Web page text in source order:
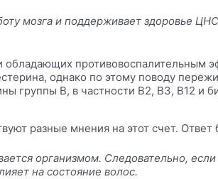
мозга и поддерживает здоровье
противовоспалительным
однако по этому поводу
группы В, в частности В2, В3, В12 и
разные мнения на этот счет.
организмом. Следовательно,
на состояние волос.